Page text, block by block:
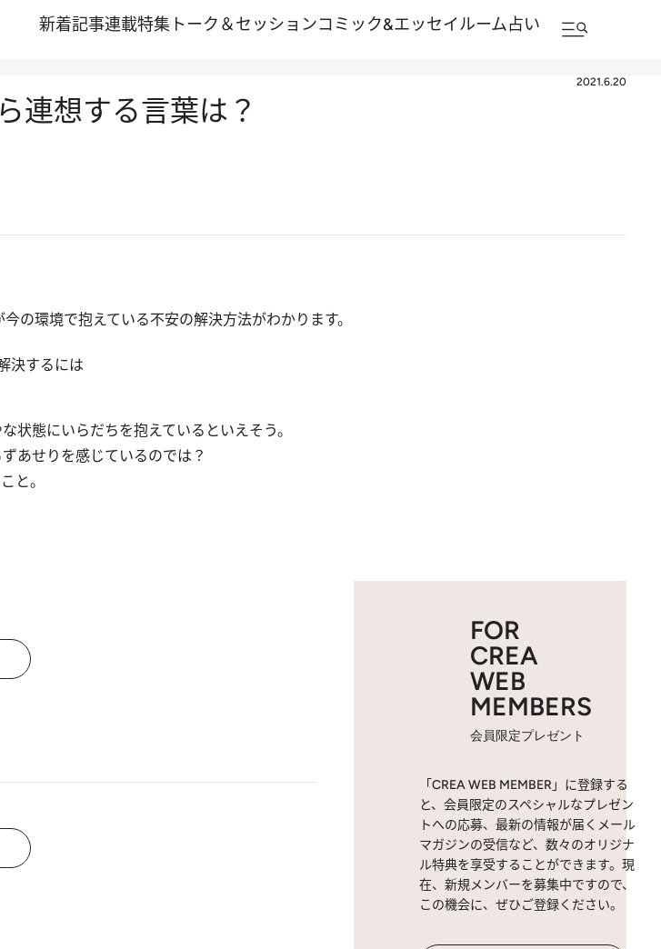
新着記事連載特集 トーク＆セッションコミック&エッセイルーム占い
2021.6.20
連想する言葉は？
の環境で抱えている不安の解決方法がわかります。
決するには
態にいらだちを抱えているといえそう。
あせりを感じているのでは？
と。
FOR
CREA
WEB
MEMBERS
会員限定プレゼント
「CREA WEB MEMBER」に登録する
と、会員限定のスペシャルなプレゼン
トへの応募、最新の情報が届くメール
マガジンの受信など、数々のオリジナ
ル特典を享受することができます。現
在、新規メンバーを募集中ですので、
この機会に、ぜひご登録ください。